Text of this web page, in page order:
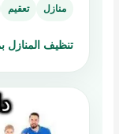
منازل تعقيم
تنظيف المنازل